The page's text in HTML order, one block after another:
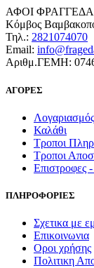
ΑΦΟΙ
Κόμβος
Τηλ.: 2821074070
Email:
Αριθμ.ΓΕΜΗ:
ΑΓΟΡΕΣ
Λογαριασμός
Καλάθι
Τροποι
Τροποι
Επιστροφες
ΠΛΗΡΟΦΟΡΙΕΣ
Σχετικα με
Επικοινωνια
Οροι χρήσης
Πολιτικη